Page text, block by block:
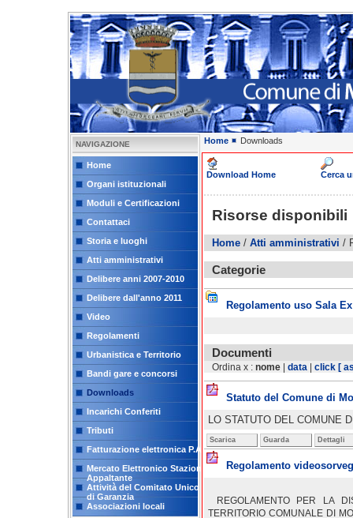
NAVIGAZIONE
Home
Organi istituzionali
Moduli e Certificazioni
Contattaci
Storia e luoghi
Atti amministrativi
Delibere anni 2007-2010
Delibere dall'anno 2011
Video
Regolamenti
Urbanistica e Territorio
Bandi gare e concorsi
Downloads
Incarichi Conferiti
Tributi
Fatturazione elettronica P.A.
Mercato Elettronico Stazione
Appaltante
Attività del Comitato Unico
di Garanzia
Associazioni locali
Home Downloads
Download Home Cerca
Risorse disponibili
Home / Atti amministrativi /
Categorie
Regolamento uso Sala
Documenti
Ordina x : nome | data | click [
Statuto del Comune di
LO STATUTO DEL COMUNE
Scarica Guarda Dettagli
Regolamento
REGOLAMENTO PER LA
TERRITORIO COMUNALE DI